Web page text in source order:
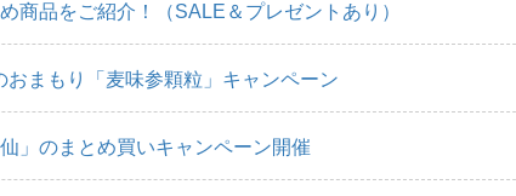
商品をご紹介！（SALE＆プレゼントあり）
おまもり「麦味参顆粒」キャンペーン
」のまとめ買いキャンペーン開催